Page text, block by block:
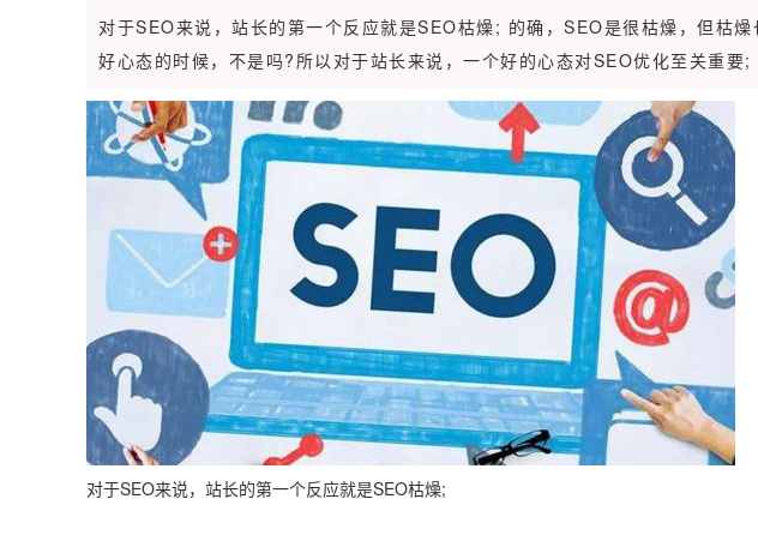
对于SEO来说，站长的第一个反应就是SEO枯燥; 的确，SEO是很枯燥，但枯
好心态的时候，不是吗?所以对于站长来说，一个好的心态对SEO优化至关重要
对于SEO来说， 站长的第一个反应就是SEO枯燥;